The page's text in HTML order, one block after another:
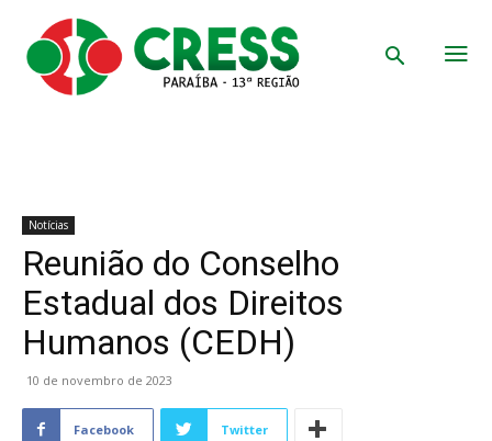
Notícias
Reunião do Conselho
Estadual dos Direitos
Humanos (CEDH)
10 de novembro de 2023
Facebook Twitter